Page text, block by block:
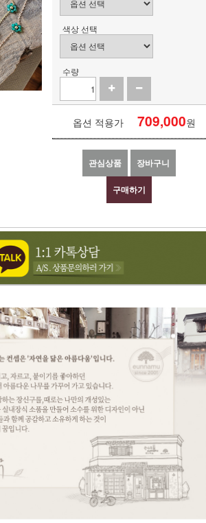
색상 선택
수량
옵션 적용가 709,000원
관심상품 장바구니
구매하기